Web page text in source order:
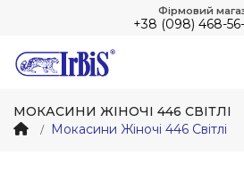
Фірмовий
+38 (098) 468-
МОКАСИНИ ЖІНОЧІ 446 СВІТЛІ
Мокасини Жіночі 446 Світлі